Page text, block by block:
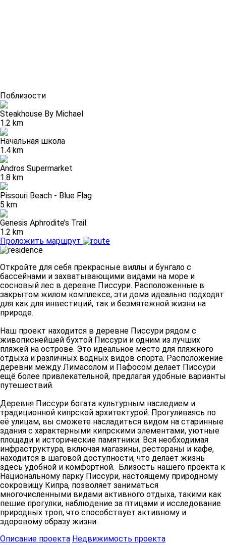
Поблизости
Steakhouse By Michael
1.2 km
Начальная школа
1.4 km
Andros Supermarket
1.8 km
Pissouri Beach - Blue Flag
5 km
Genesis Aphrodite’s Trail
1.2 km
Проложить маршрут
Откройте для себя прекрасные виллы и бунгало с
бассейнами и захватывающими видами на море и
сосновый лес в деревне Писсури. Расположенные в
закрытом жилом комплексе, эти дома идеально подходят
для как для инвестиций, так и безмятежной жизни на
природе.
Наш проект находится в деревне Писсури рядом с
живописнейшей бухтой Писсури и одним из лучших
пляжей на острове. Это идеальное место для пляжного
отдыха и различных водных видов спорта. Расположение
деревни между Лимасолом и Пафосом делает Писсури
ещё более привлекательной, предлагая удобные варианты
путешествий.
Деревня Писсури богата культурным наследием и
традиционной кипрской архитектурой. Прогуливаясь по
её улицам, вы сможете насладиться видом на старинные
здания с характерными кипрскими элементами, уютные
площади и исторические памятники. Вся необходимая
инфраструктура, включая магазины, рестораны и кафе,
находится в шаговой доступности, что делает жизнь
здесь удобной и комфортной. Близость нашего проекта к
Национальному парку Писсури, настоящему природному
сокровищу Кипра, позволяет заниматься
многочисленными видами активного отдыха, такими как
пешие прогулки, наблюдение за птицами и исследование
природных троп, что способствует активному и
здоровому образу жизни.
Описание проекта Недвижимость проекта